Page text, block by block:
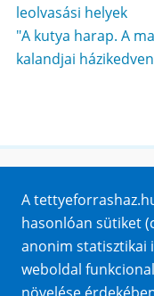
leolvasási helyek
"A kutya harap. A
kalandjai
Impresszum
Sütik
Adatvédelem
Közérdekű adatok
A
hasonlóan sütiket
anonim statisztikai
weboldal